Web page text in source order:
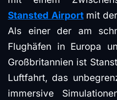
Stansted Airportmit der
Als einer der am
Flughäfen in Europa
Großbritannien ist
Luftfahrt, das
immersive